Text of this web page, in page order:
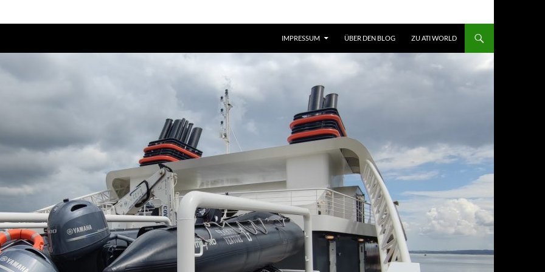
IMPRESSUM
ÜBER DEN BLOG ZU ATI WORLD